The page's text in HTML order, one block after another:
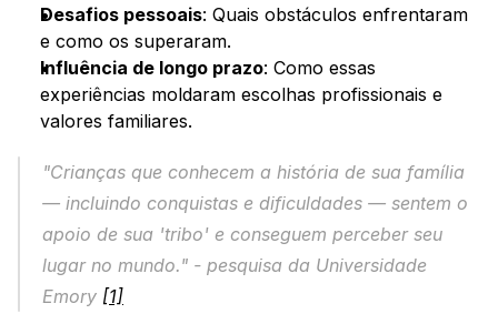
Desafios pessoais: Quais obstáculos enfrentaram
e como os superaram.
Influência de longo prazo: Como essas
experiências moldaram escolhas profissionais e
valores familiares.
"Crianças que conhecem a história de sua família
— incluindo conquistas e dificuldades — sentem o
apoio de sua 'tribo' e conseguem perceber seu
lugar no mundo." - pesquisa da Universidade
Emory [1]